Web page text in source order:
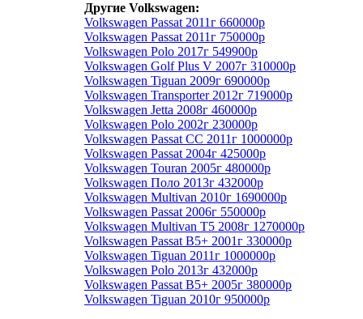
Другие Volkswagen:
Volkswagen Passat 2011г 660000р
Volkswagen Passat 2011г 750000р
Volkswagen Polo 2017г 549900р
Volkswagen Golf Plus V 2007г 310000р
Volkswagen Tiguan 2009г 690000р
Volkswagen Transporter 2012г 719000р
Volkswagen Jetta 2008г 460000р
Volkswagen Polo 2002г 230000р
Volkswagen Passat CC 2011г 1000000р
Volkswagen Passat 2004г 425000р
Volkswagen Touran 2005г 480000р
Volkswagen Поло 2013г 432000р
Volkswagen Multivan 2010г 1690000р
Volkswagen Passat 2006г 550000р
Volkswagen Multivan T5 2008г 1270000р
Volkswagen Passat B5+ 2001г 330000р
Volkswagen Tiguan 2011г 1000000р
Volkswagen Polo 2013г 432000р
Volkswagen Passat B5+ 2005г 380000р
Volkswagen Tiguan 2010г 950000р